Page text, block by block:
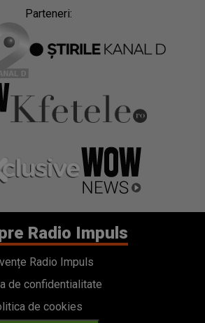
Parteneri:
Radio Impuls
Radio Impuls
de confidentialitate
de cookies